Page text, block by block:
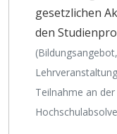
gesetzlichen
den
Teilnahme an